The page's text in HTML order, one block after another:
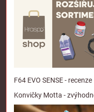
F64 EVO SENSE - recenze
Konvičky Motta -